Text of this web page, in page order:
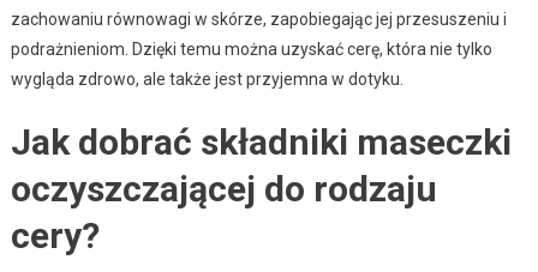
zachowaniu równowagi w skórze, zapobiegając jej przesuszeniu i
podrażnieniom. Dzięki temu można uzyskać cerę, która nie tylko
wygląda zdrowo, ale także jest przyjemna w dotyku.
Jak dobrać składniki maseczki
oczyszczającej do rodzaju
cery?